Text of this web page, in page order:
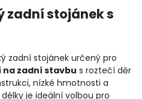
zadní stojánek s
zadní stojánek určený pro
zadní stavbu s roztečí děr
nízké hmotnosti a
je ideální volbou pro